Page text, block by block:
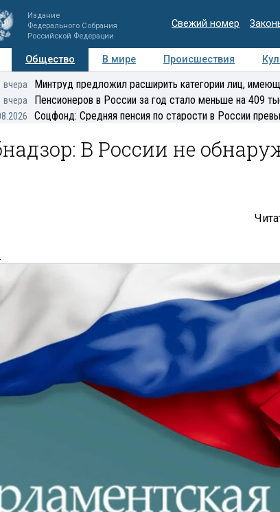
Издание
Федерального Собрания
Российской Федерации
Свежий номер
Общество В мире Происшествия
Мнения Регионы Медиацентр Интервью
вчера Минтруд предложил расширить категории лиц,
вчера Пенсионеров в России за год стало меньше на 409
Соцфонд: Средняя пенсия по старости в России
В России не